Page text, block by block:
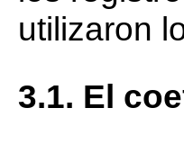
utilizaron
3.1. El